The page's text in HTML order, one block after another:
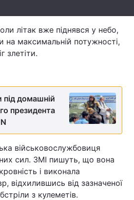
літак вже піднявся у небо,
на максимальній потужності,
злетіти.
під домашній
президента
військовослужбовиця
сил. ЗМІ пишуть, що вона
і виконала
відхилившись від зазначеної
з кулеметів.